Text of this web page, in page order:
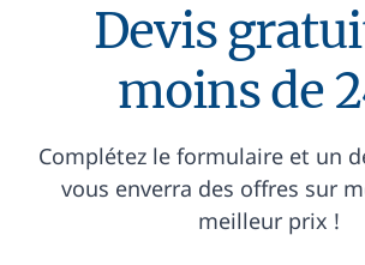
Devis
moins de
Complétez le formulaire et un
vous enverra des offres sur
meilleur prix !